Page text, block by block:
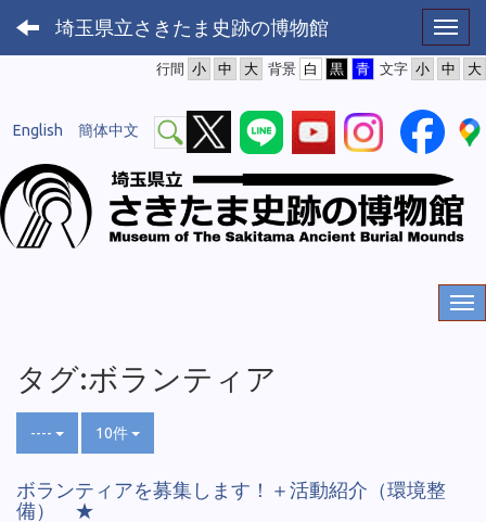
埼玉県立さきたま史跡の博物館
文字
背景
行間
English 簡体中文
タグ:ボランティア
---- 10件
ボランティアを募集します！＋活動紹介（環境整
備） ★